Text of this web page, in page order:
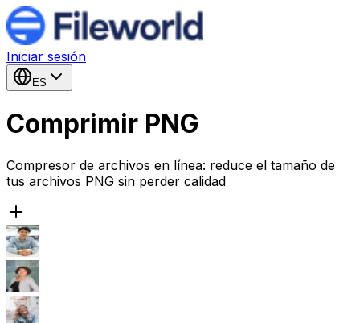
Iniciar sesión
ES
Comprimir PNG
Compresor de archivos en línea: reduce el tamaño de
tus archivos PNG sin perder calidad